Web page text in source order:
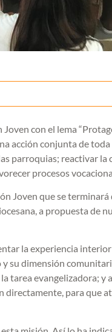
con el lema
acción conjunta de
parroquias; reactivar la
procesos
Joven que se terminará
a propuesta de
la experiencia interior
y su dimensión
tarea evangelizadora; y
directamente, para que